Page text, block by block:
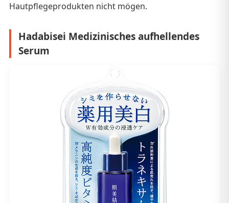
Hautpflegeprodukten nicht mögen.
Hadabisei Medizinisches aufhellendes
Serum